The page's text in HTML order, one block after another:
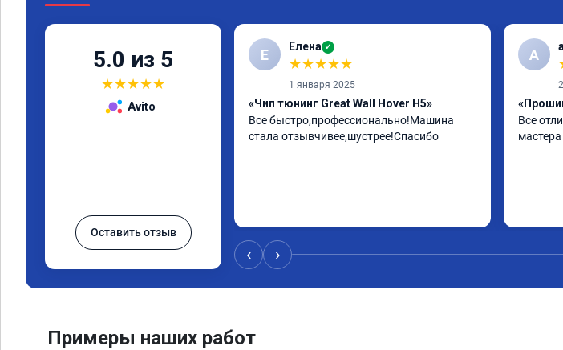
5.0 из 5
★★★★★
Avito
Оставить отзыв
Е Елена ✓
★★★★★
1 января 2025
«Чип тюнинг Great Wall Hover H5»
Все быстро,профессионально!Машина
стала отзывчивее,шустрее!Спасибо
А
Все
‹ ›
Примеры наших работ